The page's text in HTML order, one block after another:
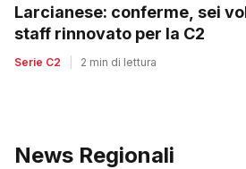
Larcianese: conferme, sei
staff rinnovato per la C2
Serie C2 2 min di lettura
News Regionali